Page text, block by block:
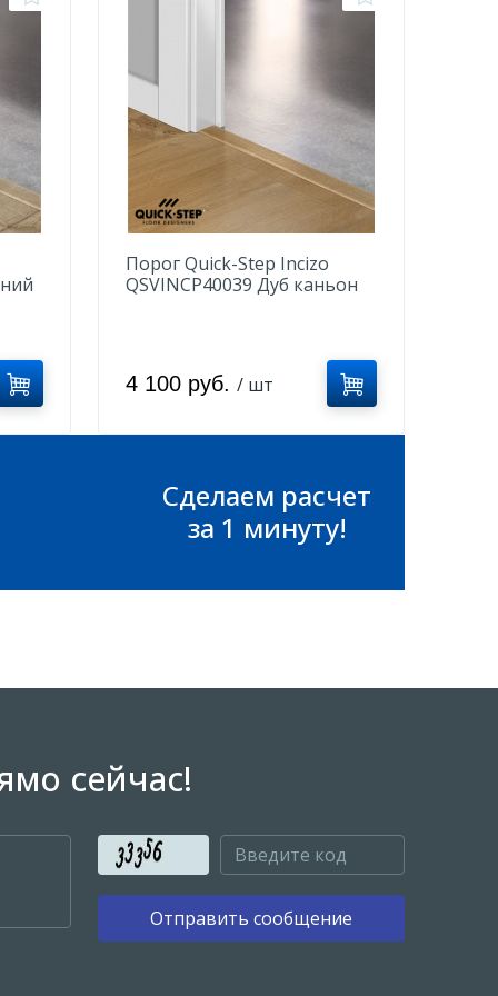
Порог Quick-Step Incizo
QSVINCP40039 Дуб каньон
4 100 руб. / шт
Сделаем расчет
за 1 минуту!
сейчас!
Отправить сообщение